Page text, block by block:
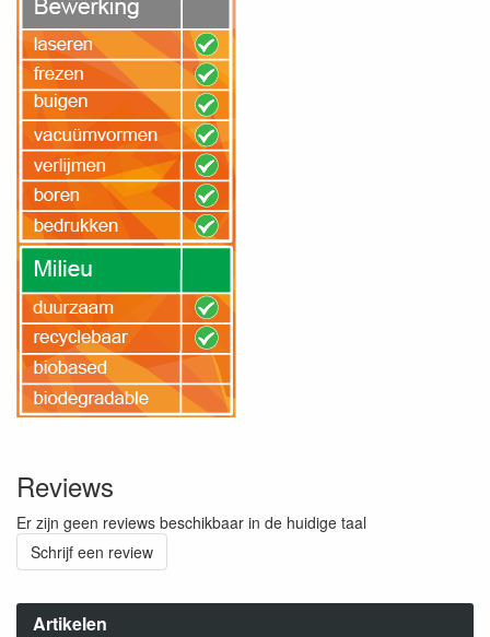
Artikelen
Reviews
Er zijn geen reviews beschikbaar in de huidige taal
Schrijf een review